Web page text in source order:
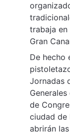
trabaja
Gran
De hecho
Jornadas
de
ciudad de
abrirán